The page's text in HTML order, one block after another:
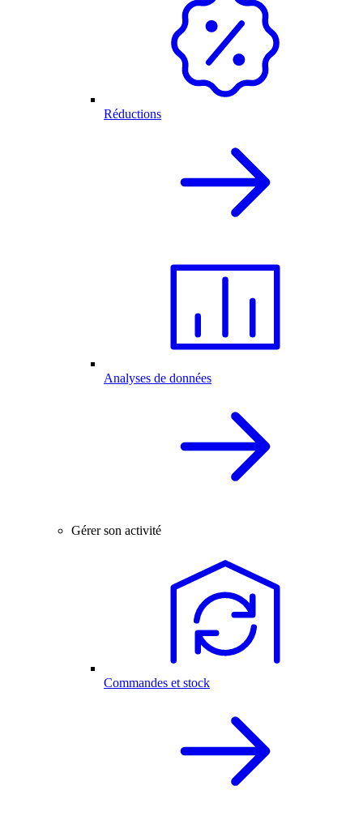
Réductions
Analyses de données
Gérer son activité
Commandes et stock